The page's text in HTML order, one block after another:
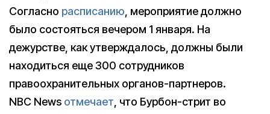
Согласно расписанию , мероприятие должно
было состояться вечером 1 января. На
дежурстве, как утверждалось, должны были
находиться еще 300 сотрудников
правоохранительных органов-партнеров.
NBC News отмечает , что Бурбон-стрит во